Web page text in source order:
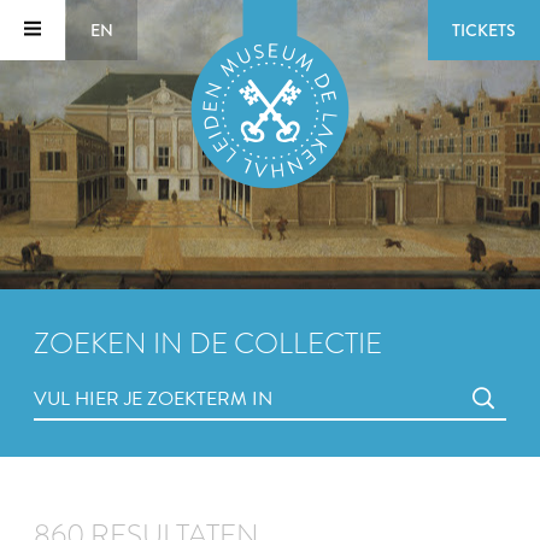
EN TICKETS
ZOEKEN IN DE COLLECTIE